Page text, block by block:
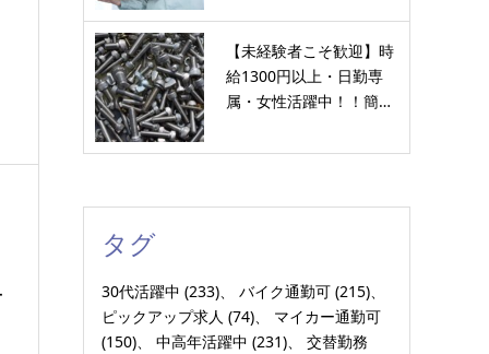
【未経験者こそ歓迎】時
給1300円以上・日勤専
属・女性活躍中！！簡…
タグ
30代活躍中 (233) バイク通勤可 (215)
ピックアップ求人 (74)
マイカー通勤可
(150)
中高年活躍中 (231)
交替勤務